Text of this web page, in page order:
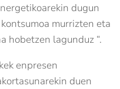
dugun
murrizten eta
hobetzen lagunduz “.
enpresen
duen